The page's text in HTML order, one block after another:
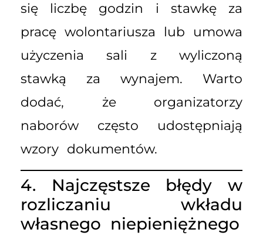
się liczbę godzin i stawkę za
pracę wolontariusza lub umowa
użyczenia sali z wyliczoną
stawką za wynajem. Warto
dodać, że organizatorzy
naborów często udostępniają
wzory dokumentów.
4. Najczęstsze błędy w
rozliczaniu wkładu
własnego niepieniężnego